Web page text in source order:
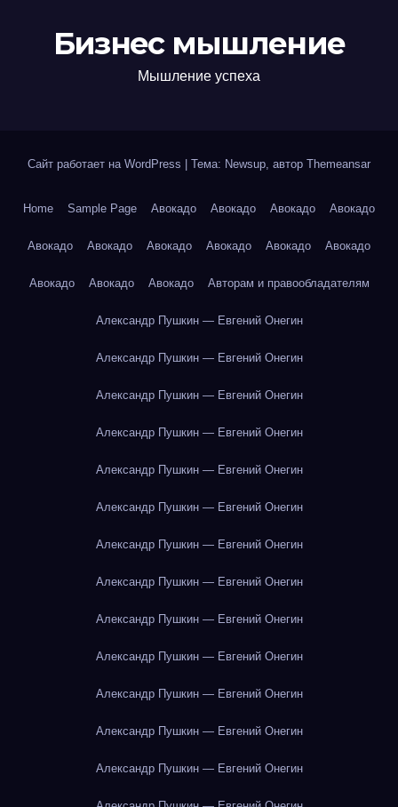
Бизнес мышление
Мышление успеха
Сайт работает на WordPress Тема: Newsup, автор Themeansar
Home Sample Page Авокадо Авокадо Авокадо Авокадо
Авокадо Авокадо Авокадо Авокадо Авокадо Авокадо
Авокадо Авокадо Авокадо Авторам и правообладателям
Александр Пушкин — Евгений Онегин
Александр Пушкин — Евгений Онегин
Александр Пушкин — Евгений Онегин
Александр Пушкин — Евгений Онегин
Александр Пушкин — Евгений Онегин
Александр Пушкин — Евгений Онегин
Александр Пушкин — Евгений Онегин
Александр Пушкин — Евгений Онегин
Александр Пушкин — Евгений Онегин
Александр Пушкин — Евгений Онегин
Александр Пушкин — Евгений Онегин
Александр Пушкин — Евгений Онегин
Александр Пушкин — Евгений Онегин